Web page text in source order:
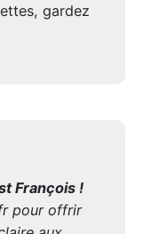
gardez
François !
pour offrir